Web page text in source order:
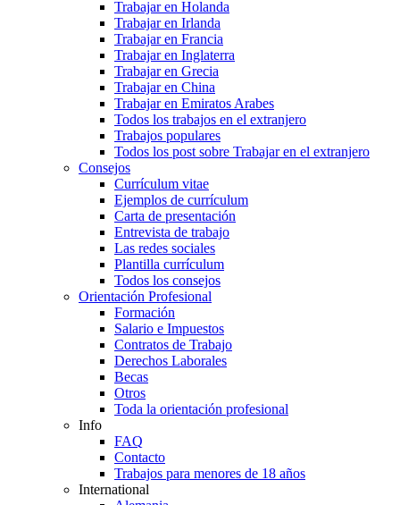
Trabajar en Holanda
Trabajar en Irlanda
Trabajar en Francia
Trabajar en Inglaterra
Trabajar en Grecia
Trabajar en China
Trabajar en Emiratos Arabes
Todos los trabajos en el extranjero
Trabajos populares
Todos los post sobre Trabajar en el extranjero
Consejos
Currículum vitae
Ejemplos de currículum
Carta de presentación
Entrevista de trabajo
Las redes sociales
Plantilla currículum
Todos los consejos
Orientación Profesional
Formación
Salario e Impuestos
Contratos de Trabajo
Derechos Laborales
Becas
Otros
Toda la orientación profesional
Info
FAQ
Contacto
Trabajos para menores de 18 años
International